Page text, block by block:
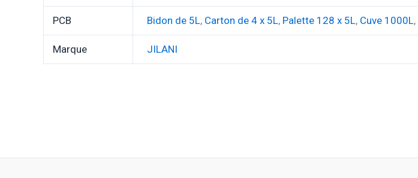
PCB Bidon de 5L, Carton de 4 x 5L, Palette 128 x 5L, Cuve 1000L,
Marque JILANI